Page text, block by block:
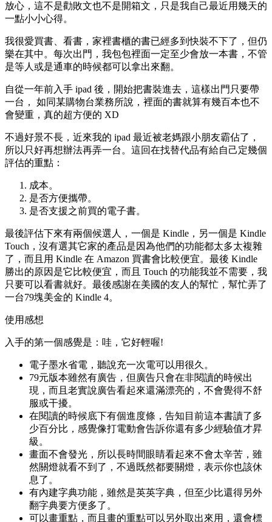
放心，這不是勸敗文也不是開箱文，只是我自己最近用幾天的
一點小小心得。
我很愛買書、看書，家裡書櫃的書已經多到快裝不下了，但仍
樂在其中。每次出門，我包包裡面一定至少會放一本書，不管
是等人或是通車的時候都可以拿出來翻。
自從一年前入手 ipad 後，開始把書裝進去，這樣出門只要帶
一台， 如同某購物台業務所說，裡面的書就算有幾百本也不
會變重，真的超方便的 XD
不過好景不長，近來我的 ipad 最近被老媽跟小朋友霸佔了，
所以只好再想辦法再弄一台。這回在找替代品有給自己定幾個
評估的重點：
成本。
是否方便攜帶。
是否支援之前買的電子書。
最後評估下來有兩個候選人，一個是 Kindle，另一個是 Kindle
Touch，沒有選其它家的產品是因為他們的功能都太多太複雜
了，而且用 Kindle 在 Amazon 買書會比較便宜。最後 Kindle
勝出的原因是它比較便宜，而且 Touch 的功能我並不需要，我
只要可以看書就好。最後感謝在美國的友人的幫忙，幫忙弄了
一台79塊美金的 Kindle 4。
使用感想
入手的第一個感覺是：哇，它好輕喔!
電子墨水省電，聽說充一次電可以用很久。
79元版本雖然有廣告，但廣告只會在非閱讀的時候出
現，而且老實說廣告看起來還滿漂亮的，不會覺得不舒
服或干擾。
在閱讀的時候底下有個進度條，告知目前這本書讀了多
少百分比，感覺像打電動會告訴你還有多少經驗值才昇
級。
畫面不會發光，所以長時間眼睛看起來不會太辛苦，雖
然關燈就看不到了，不過既然都要關燈，表示你也該休
息了。
有內建字典功能，雖然是英英字典，但至少比還得另外
翻字典要方便多了。
可以畫重點，而且畫的重點可以另外取出來用，還會標